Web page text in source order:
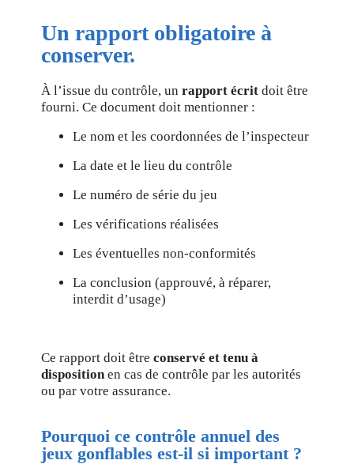
Un rapport obligatoire à
conserver.
À l’issue du contrôle, unrapport écrit doit être
fourni. Ce document doit mentionner :
Le nom et les coordonnées de l’inspecteur
La date et le lieu du contrôle
Le numéro de série du jeu
Les vérifications réalisées
Les éventuelles non-conformités
La conclusion (approuvé, à réparer,
interdit d’usage)
Ce rapport doit êtreconservé et tenu à
disposition en cas de contrôle par les autorités
ou par votre assurance.
Pourquoi ce contrôle annuel des
jeux gonflables est-il si important ?